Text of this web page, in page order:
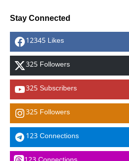
Stay Connected
12345 Likes
325 Followers
325 Subscribers
325 Followers
123 Connections